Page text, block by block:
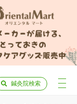
鍼灸院検索